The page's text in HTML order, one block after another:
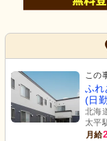
この
ふれ
(日
北海
太平
月給